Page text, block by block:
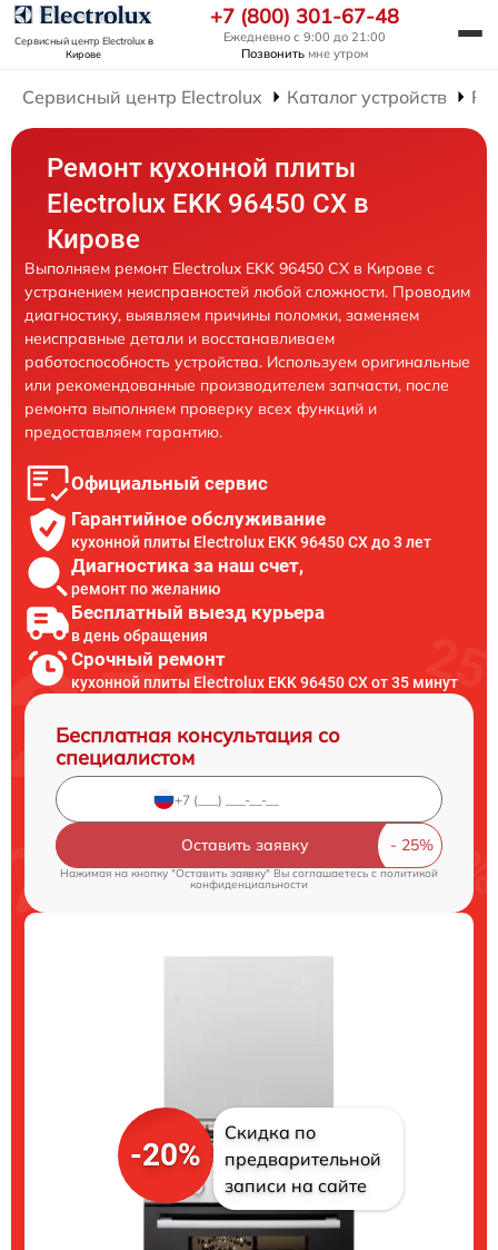
Сервисный центр Electroluxв
Кирове
+7 (800) 301-67-48
Ежедневно с 9:00 до 21:00
Позвонить мне утром
Сервисный центр Electrolux Каталог устройств
Ремонт кухонной плиты
Electrolux EKK 96450 CX в
Кирове
Выполняем ремонт Electrolux EKK 96450 CX в Кирове с
устранением неисправностей любой сложности. Проводим
диагностику, выявляем причины поломки, заменяем
неисправные детали и восстанавливаем
работоспособность устройства. Используем оригинальные
или рекомендованные производителем запчасти, после
ремонта выполняем проверку всех функций и
предоставляем гарантию.
Официальный сервис
Гарантийное обслуживание
кухонной плиты Electrolux EKK 96450 CX до 3 лет
Диагностика за наш счет,
ремонт по желанию
Бесплатный выезд курьера
в день обращения
Срочный ремонт
кухонной плиты Electrolux EKK 96450 CX от 35 минут
Бесплатная консультация со
специалистом
Оставить заявку
Нажимая на кнопку "Оставить заявку" Вы соглашаетесь cполитикой
конфиденциальности
-20%
Скидка по
предварительной
записи на сайте